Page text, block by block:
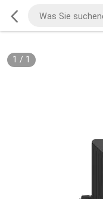
1 / 1